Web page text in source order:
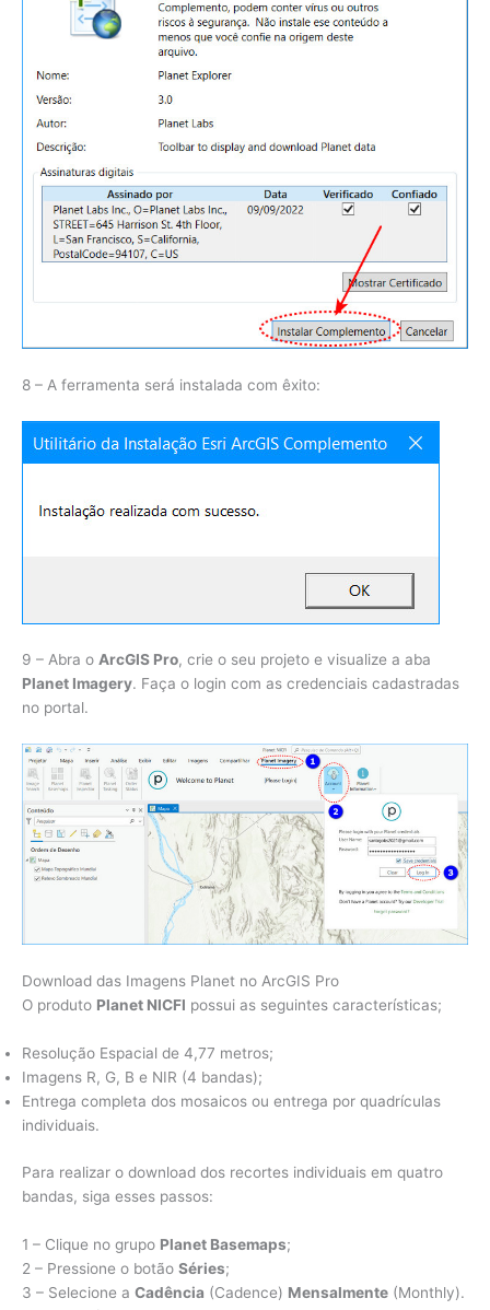
8 – A ferramenta será instalada com êxito:
9 – Abra o ArcGIS Pro, crie o seu projeto e visualize a aba
Planet Imagery. Faça o login com as credenciais cadastradas
no portal.
Download das Imagens Planet no ArcGIS Pro
O produto Planet NICFI possui as seguintes características;
Resolução Espacial de 4,77 metros;
Imagens R, G, B e NIR (4 bandas);
Entrega completa dos mosaicos ou entrega por quadrículas
individuais.
Para realizar o download dos recortes individuais em quatro
bandas, siga esses passos:
1 – Clique no grupo Planet Basemaps;
2 – Pressione o botão Séries;
3 – Selecione a Cadência (Cadence) Mensalmente (Monthly).